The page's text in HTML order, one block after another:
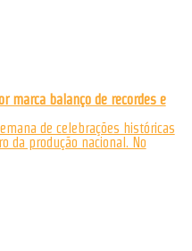
marca balanço de recordes e
de celebrações históricas
da produção nacional. No